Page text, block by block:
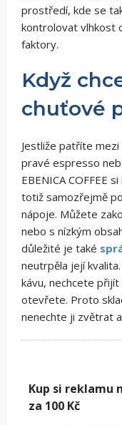
prostředí, kde se
kontrolovat vlhkost
faktory.
Když
chuťové
Jestliže patříte
pravé espresso
EBENICA COFFEE
totiž samozřejmě
nápoje. Můžete
nebo s nízkým
důležité je také
neutrpěla její
kávu, nechcete
otevřete. Proto
nenechte ji zvětrat
Kup si reklamu
za 100 Kč